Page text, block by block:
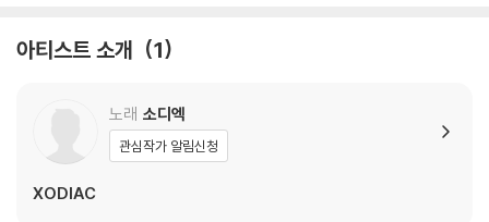
아티스트 소개 1
노래 소디엑
관심작가 알림신청
XODIAC